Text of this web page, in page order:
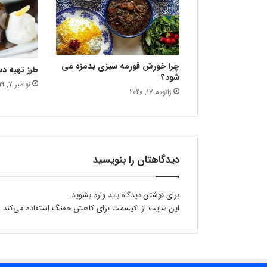
چ
ط
و
ر
ا
س
ت
چرا خورش قورمه سبزی بدمزه می
شود؟
ژانویه 17, 2020
طرز تهیه
نوامبر 7, 2019
دیدگاهتان را بنویسید
برای نوشتن دیدگاه باید وارد بشوید.
این سایت از اکیسمت برای کاهش جفنگ استفاده می‌کند.